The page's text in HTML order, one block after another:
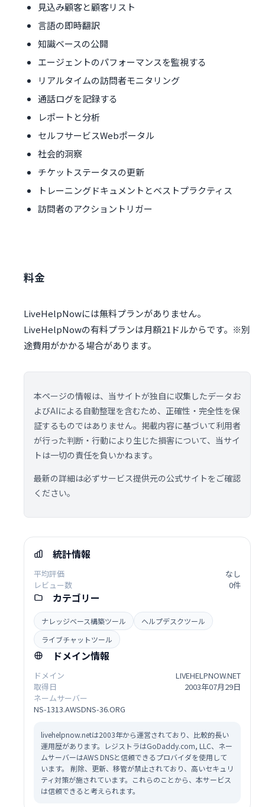
見込み顧客と顧客リスト
言語の即時翻訳
知識ベースの公開
エージェントのパフォーマンスを監視する
リアルタイムの訪問者モニタリング
通話ログを記録する
レポートと分析
セルフサービスWebポータル
社会的洞察
チケットステータスの更新
トレーニングドキュメントとベストプラクティス
訪問者のアクショントリガー
料金
LiveHelpNowには無料プランがありません。
LiveHelpNowの有料プランは月額21ドルからです。※別
途費用がかかる場合があります。
本ページの情報は、当サイトが独自に収集したデータお
よびAIによる自動整理を含むため、正確性・完全性を保
証するものではありません。掲載内容に基づいて利用者
が行った判断・行動により生じた損害について、当サイ
トは一切の責任を負いかねます。
最新の詳細は必ずサービス提供元の公式サイトをご確認
ください。
統計情報
平均評価
なし
レビュー数
0件
カテゴリー
ナレッジベース構築ツール
ヘルプデスクツール
ライブチャットツール
ドメイン情報
ドメイン
LIVEHELPNOW.NET
取得日
2003年07月29日
ネームサーバー
NS-1313.AWSDNS-36.ORG
livehelpnow.netは2003年から運営されており、比較的長い
運用歴があります。レジストラはGoDaddy.com, LLC、ネー
ムサーバーはAWS DNSと信頼できるプロバイダを使用して
います。 削除、更新、移管が禁止されており、高いセキュリ
ティ対策が施されています。これらのことから、本サービス
は信頼できると考えられます。